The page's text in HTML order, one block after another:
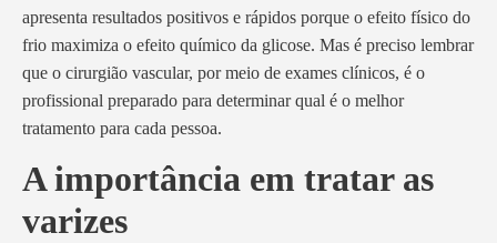
apresenta resultados positivos e rápidos porque o efeito físico do
frio maximiza o efeito químico da glicose. Mas é preciso lembrar
que o cirurgião vascular, por meio de exames clínicos, é o
profissional preparado para determinar qual é o melhor
tratamento para cada pessoa.
A importância em tratar as
varizes